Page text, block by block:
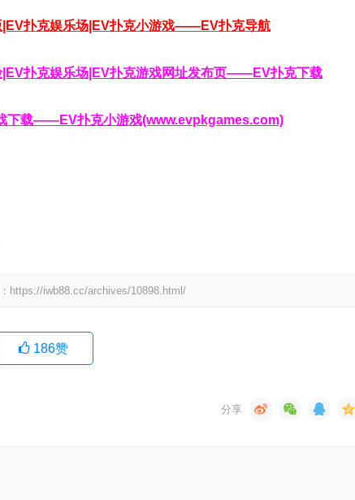
|EV扑克娱乐场|EV扑克小游戏——EV扑克导航
扑克娱乐场|EV扑克游戏网址发布页——EV扑克下载
下载——EV扑克小游戏(www.evpkgames.com)
https://iwb88.cc/archives/10898.html/
186赞